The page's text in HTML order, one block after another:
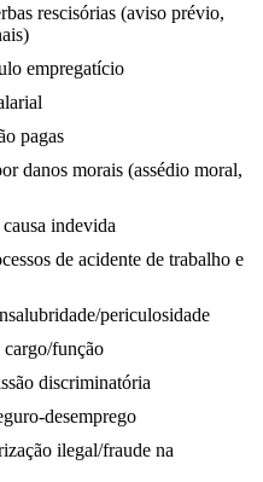
rescisórias (aviso prévio,
empregatício
pagas
danos morais (assédio moral,
indevida
de acidente de trabalho e
periculosidade
cargo/função
discriminatória
desemprego
ilegal/fraude na